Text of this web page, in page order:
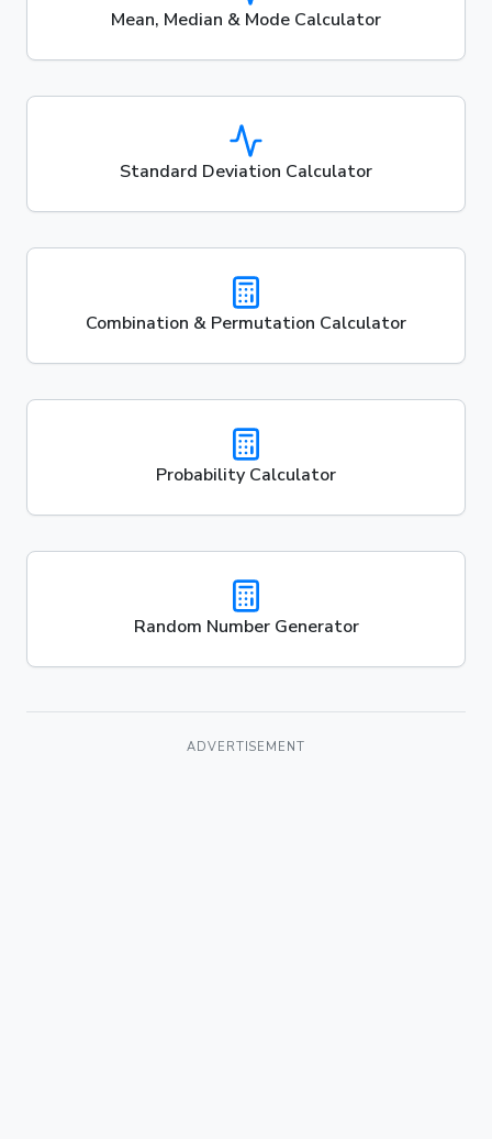
Mean, Median & Mode Calculator
Standard Deviation Calculator
Combination & Permutation Calculator
Probability Calculator
Random Number Generator
ADVERTISEMENT